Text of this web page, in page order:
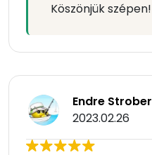
Köszönjük szépen!
Endre Strober
2023.02.26